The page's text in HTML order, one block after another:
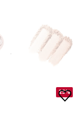
25%